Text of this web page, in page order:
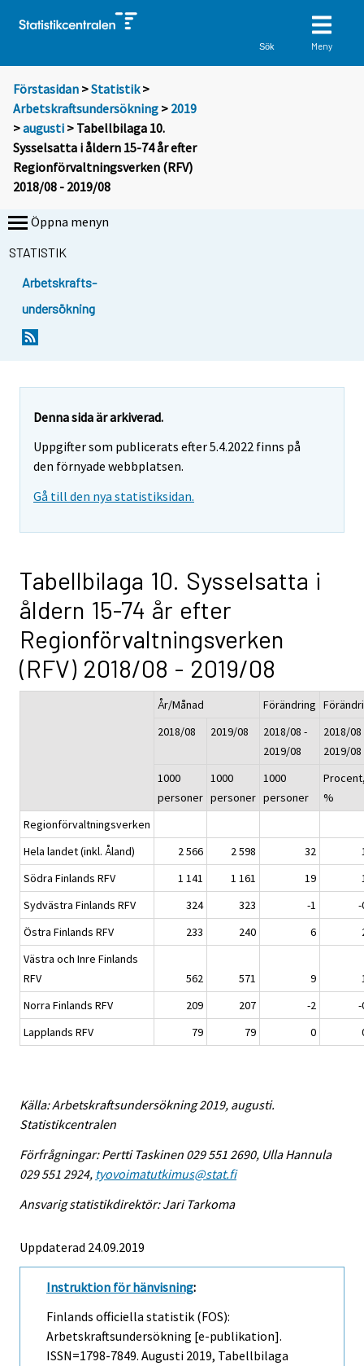
Sök Meny
Förstasidan >Statistik >
Arbetskraftsundersökning > 2019
>augusti > Tabellbilaga 10.
Sysselsatta i åldern 15-74 år efter
Regionförvaltningsverken (RFV)
2018/08 - 2019/08
Öppna menyn
STATISTIK
Arbetskrafts-
undersökning
Denna sida är arkiverad.
Uppgifter som publicerats efter 5.4.2022 finns på
den förnyade webbplatsen.
Gå till den nya statistiksidan.
Tabellbilaga 10. Sysselsatta i
åldern 15-74 år efter
Regionförvaltningsverken
(RFV) 2018/08 - 2019/08
År/Månad Förändring
2018/08
2019/08
2018/08 -
2019/08
2018/08
2019/08
1000
personer
1000
personer
1000
personer
%
Regionförvaltningsverken
Hela landet (inkl. Åland)
2 566 2 598 32
Södra Finlands RFV
1 141 1 161 19
Sydvästra Finlands RFV
324 323 -1
-
Östra Finlands RFV
233 240 6
Västra och Inre Finlands
RFV
562 571 9
Norra Finlands RFV
209 207 -2
-
Lapplands RFV
79 79 0
Källa: Arbetskraftsundersökning 2019, augusti.
Statistikcentralen
Förfrågningar: Pertti Taskinen 029 551 2690, Ulla Hannula
029 551 2924, tyovoimatutkimus@stat.fi
Ansvarig statistikdirektör: Jari Tarkoma
Uppdaterad 24.09.2019
Instruktion för hänvisning:
Finlands officiella statistik (FOS):
Arbetskraftsundersökning [e-publikation].
ISSN=1798-7849. Augusti 2019, Tabellbilaga